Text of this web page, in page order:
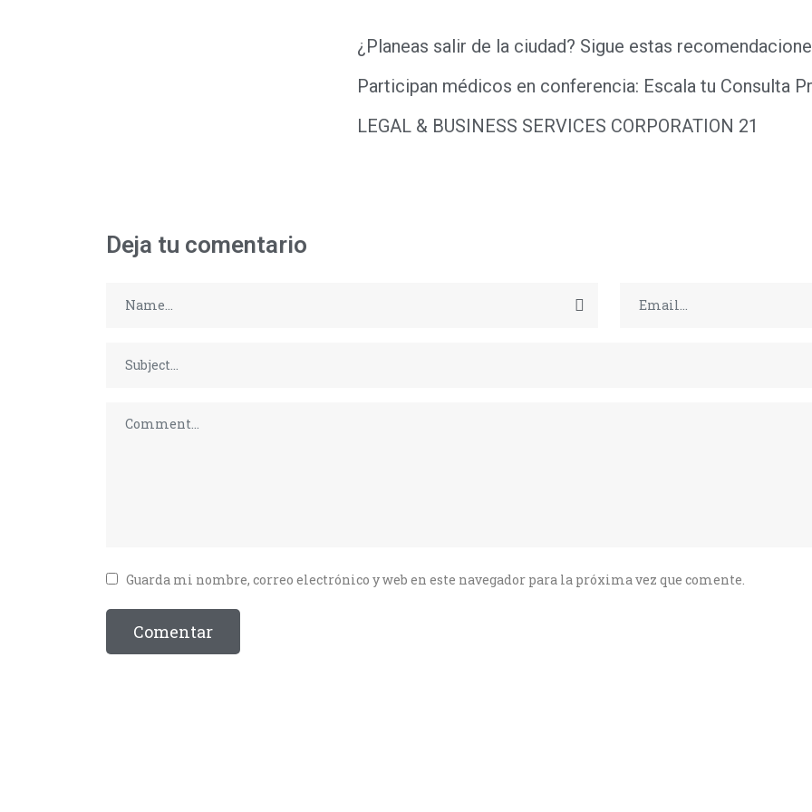
¿Planeas salir de la ciudad? Sigue estas
Participan médicos en conferencia: Escala tu Consulta
LEGAL & BUSINESS SERVICES CORPORATION 21
Deja tu comentario
Guarda mi nombre, correo electrónico y web en este navegador para la próxima vez que comente.